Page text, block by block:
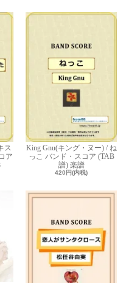
ス
ア
King Gnu(キング・ヌー) / ね
っこ バンド・スコア (TAB
譜) 楽譜
420円(内税)